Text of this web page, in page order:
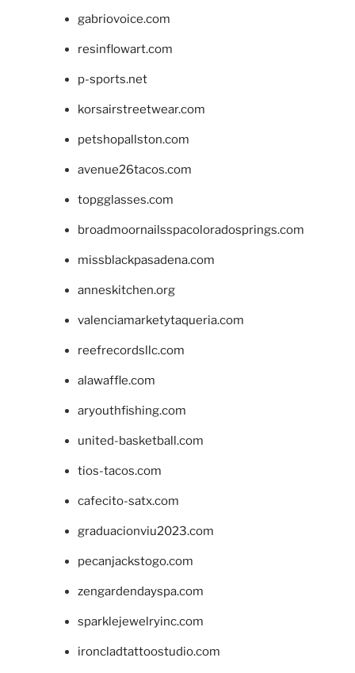
gabriovoice.com
resinflowart.com
p-sports.net
korsairstreetwear.com
petshopallston.com
avenue26tacos.com
topgglasses.com
broadmoornailsspacoloradosprings.com
missblackpasadena.com
anneskitchen.org
valenciamarketytaqueria.com
reefrecordsllc.com
alawaffle.com
aryouthfishing.com
united-basketball.com
tios-tacos.com
cafecito-satx.com
graduacionviu2023.com
pecanjackstogo.com
zengardendayspa.com
sparklejewelryinc.com
ironcladtattoostudio.com